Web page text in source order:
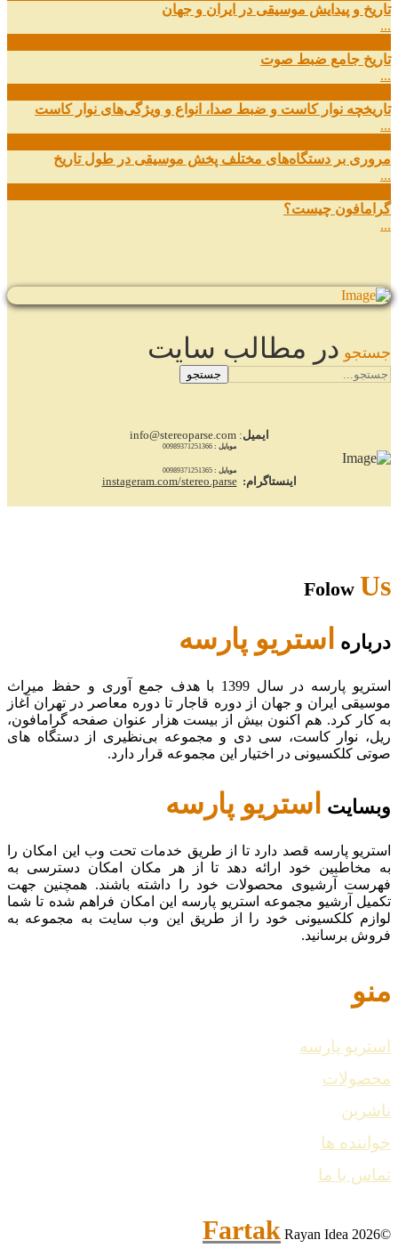
تاریخ و پیدایش موسیقی در ایران و جهان
...
تاریخ جامع ضبط صوت
...
تاریخچه نوار کاست و ضبط صدا، انواع و ویژگی‌های نوار کاست
...
مروری بر دستگاه‌های مختلف پخش موسیقی در طول تاریخ
...
گرامافون چیست؟
...
جستجو در مطالب سایت
جستجو
ایمیل : info@stereoparse.com
موبایل :00989371251366
موبایل :00989371251365
اینستاگرام: instageram.com/stereo.parse
FolowUs
درباره استریو پارسه
استریو پارسه در سال 1399 با هدف جمع آوری و حفظ میراث
موسیقی ایران و جهان از دوره قاجار تا دوره معاصر در تهران آغاز
به کار کرد. هم اکنون بیش از بیست هزار عنوان صفحه گرامافون،
ریل، نوار کاست، سی دی و مجموعه بی‌نظیری از دستگاه های
صوتی کلکسیونی در اختیار این مجموعه قرار دارد.
وبسایت استریو پارسه
استریو پارسه قصد دارد تا از طریق خدمات تحت وب این امکان را
به مخاطبین خود ارائه دهد تا از هر مکان امکان دسترسی به
فهرست آرشیوی محصولات خود را داشته باشند. همچنین جهت
تکمیل آرشیو مجموعه استریو پارسه این امکان فراهم شده تا شما
لوازم کلکسیونی خود را از طریق این وب سایت به مجموعه به
فروش برسانید.
منو
استریو پارسه
محصولات
ناشرین
خواننده ها
تماس با ما
©2026
FartakRayan Idea